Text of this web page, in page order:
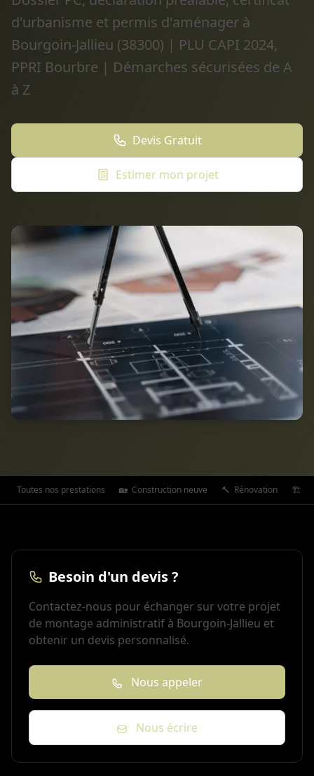
d'urbanisme et permis d'aménager à
Bourgoin-Jallieu (38300) | PLU CAPI 2024,
PPRI Bourbre | Démarches sécurisées de A
à Z
Devis Gratuit
Estimer mon projet
Toutes nos prestations 🏡 Construction neuve 🔨 Rénovation 🏗️
Besoin d'un devis ?
Contactez-nous pour échanger sur votre projet
de montage administratif à Bourgoin-Jallieu et
obtenir un devis personnalisé.
Nous appeler
Nous écrire